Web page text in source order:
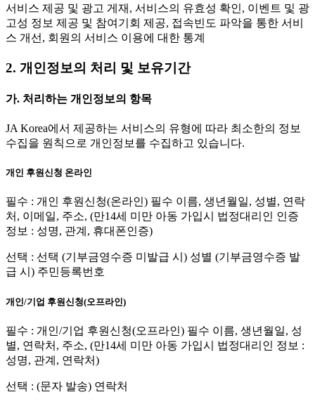
서비스 제공 및 광고 게재, 서비스의 유효성 확인, 이벤트 및 광
고성 정보 제공 및 참여기회 제공, 접속빈도 파악을 통한 서비
스 개선, 회원의 서비스 이용에 대한 통계
2. 개인정보의 처리 및 보유기간
가. 처리하는 개인정보의 항목
JA Korea에서 제공하는 서비스의 유형에 따라 최소한의 정보
수집을 원칙으로 개인정보를 수집하고 있습니다.
개인 후원신청 온라인
필수 : 개인 후원신청(온라인) 필수 이름, 생년월일, 성별, 연락
처, 이메일, 주소, (만14세 미만 아동 가입시 법정대리인 인증
정보 : 성명, 관계, 휴대폰인증)
선택 : 선택 (기부금영수증 미발급 시) 성별 (기부금영수증 발
급 시) 주민등록번호
개인/기업 후원신청(오프라인)
필수 : 개인/기업 후원신청(오프라인) 필수 이름, 생년월일, 성
별, 연락처, 주소, (만14세 미만 아동 가입시 법정대리인 정보 :
성명, 관계, 연락처)
선택 : (문자 발송) 연락처